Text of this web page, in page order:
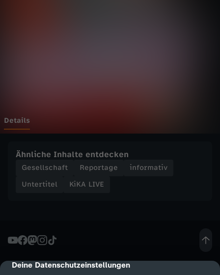
cmp-dialog-description
Deine Datenschutzeinstellungen
c
m
-
C
Details
Ähnliche Inhalte entdecken
Gesellschaft Reportage
informativ
Untertitel
KiKA LIVE